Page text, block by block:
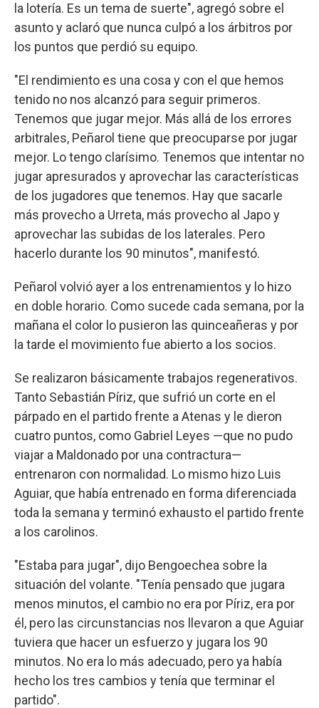
la lotería. Es un tema de suerte", agregó sobre el
asunto y aclaró que nunca culpó a los árbitros por
los puntos que perdió su equipo.
"El rendimiento es una cosa y con el que hemos
tenido no nos alcanzó para seguir primeros.
Tenemos que jugar mejor. Más allá de los errores
arbitrales, Peñarol tiene que preocuparse por jugar
mejor. Lo tengo clarísimo. Tenemos que intentar no
jugar apresurados y aprovechar las características
de los jugadores que tenemos. Hay que sacarle
más provecho a Urreta, más provecho al Japo y
aprovechar las subidas de los laterales. Pero
hacerlo durante los 90 minutos", manifestó.
Peñarol volvió ayer a los entrenamientos y lo hizo
en doble horario. Como sucede cada semana, por la
mañana el color lo pusieron las quinceañeras y por
la tarde el movimiento fue abierto a los socios.
Se realizaron básicamente trabajos regenerativos.
Tanto Sebastián Píriz, que sufrió un corte en el
párpado en el partido frente a Atenas y le dieron
cuatro puntos, como Gabriel Leyes —que no pudo
viajar a Maldonado por una contractura—
entrenaron con normalidad. Lo mismo hizo Luis
Aguiar, que había entrenado en forma diferenciada
toda la semana y terminó exhausto el partido frente
a los carolinos.
"Estaba para jugar", dijo Bengoechea sobre la
situación del volante. "Tenía pensado que jugara
menos minutos, el cambio no era por Píriz, era por
él, pero las circunstancias nos llevaron a que Aguiar
tuviera que hacer un esfuerzo y jugara los 90
minutos. No era lo más adecuado, pero ya había
hecho los tres cambios y tenía que terminar el
partido".